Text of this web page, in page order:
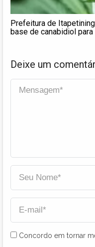
Prefeitura de
base de canabidiol
Deixe um
Concordo em tornar